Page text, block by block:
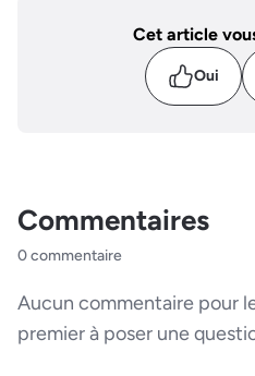
Cet article
Oui
Commentaires
0 commentaire
Aucun commentaire pour
premier à poser une